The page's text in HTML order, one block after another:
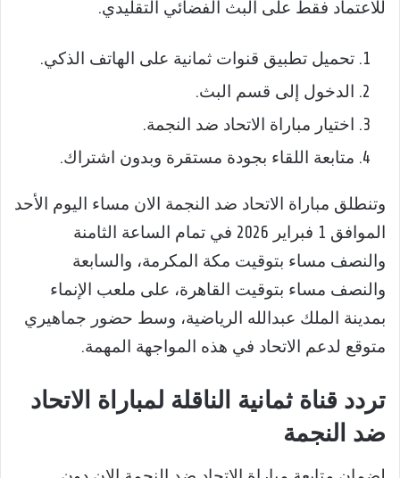
للاعتماد فقط على البث الفضائي التقليدي.
تحميل تطبيق قنوات ثمانية على الهاتف الذكي.
الدخول إلى قسم البث.
اختيار مباراة الاتحاد ضد النجمة.
متابعة اللقاء بجودة مستقرة وبدون اشتراك.
وتنطلق مباراة الاتحاد ضد النجمة الان مساء اليوم الأحد
الموافق 1 فبراير 2026 في تمام الساعة الثامنة
والنصف مساء بتوقيت مكة المكرمة، والسابعة
والنصف مساء بتوقيت القاهرة، على ملعب الإنماء
بمدينة الملك عبدالله الرياضية، وسط حضور جماهيري
متوقع لدعم الاتحاد في هذه المواجهة المهمة.
تردد قناة ثمانية الناقلة لمباراة الاتحاد
ضد النجمة